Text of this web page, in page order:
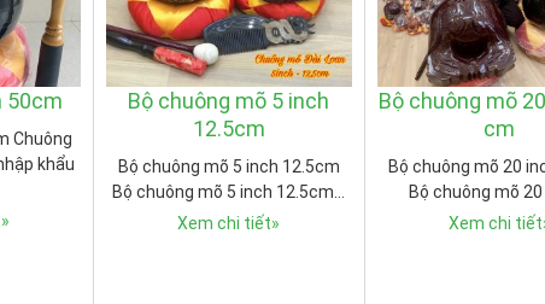
50cm
Chuông
khẩu
»
Bộ chuông mõ 5 inch
12.5cm
Bộ chuông mõ 5 inch 12.5cm
Bộ chuông mõ 5 inch 12.5cm…
Xem chi tiết»
Bộ chuông mõ
cm
Bộ chuông mõ 20
Bộ chuông mõ
Xem chi tiết